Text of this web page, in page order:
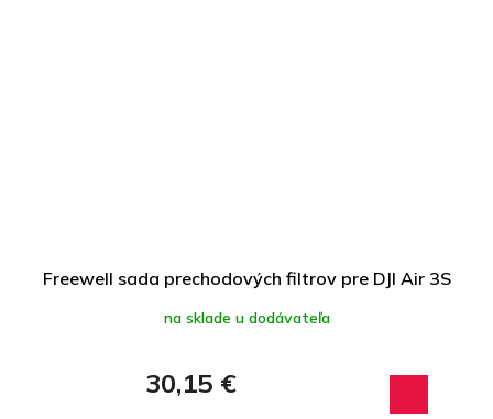
Freewell sada prechodových filtrov pre DJI Air 3S
na sklade u dodávateľa
30,15 €